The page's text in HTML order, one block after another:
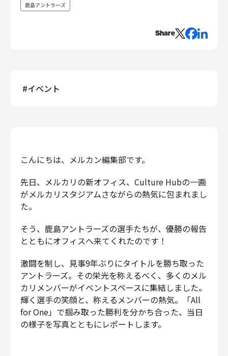
エンジニアリング
事業開発
データアナリティクス
クリエイティブ
コーポレート
内部監査・リスク
人事
セキュリティ・プライバシー
鹿島アントラーズ
Share
#イベント
こんにちは、メルカン編集部です。
先日、メルカリの新オフィス、Culture Hubの一画
がメルカリスタジアムさながらの熱気に包まれまし
た。
そう、鹿島アントラーズの選手たちが、優勝の報告
とともにオフィスへ来てくれたのです！
激闘を制し、見事9年ぶりにタイトルを勝ち取った
アントラーズ。その栄光を称えるべく、多くのメル
カリメンバーがイベントスペースに集結しました。
輝く選手の笑顔と、称えるメンバーの熱気。「All
for One」で掴み取った勝利を分かち合った、当日
の様子を写真とともにレポートします。